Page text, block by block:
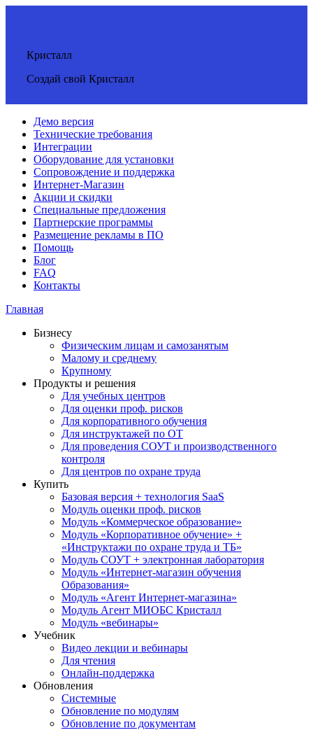
Кристалл
Создай свой Кристалл
Демо версия
Технические требования
Интеграции
Оборудование для установки
Сопровождение и поддержка
Интернет-Магазин
Акции и скидки
Специальные предложения
Партнерские программы
Размещение рекламы в ПО
Помощь
Блог
FAQ
Контакты
Главная
Бизнесу
Физическим лицам и самозанятым
Малому и среднему
Крупному
Продукты и решения
Для учебных центров
Для оценки проф. рисков
Для корпоративного обучения
Для инструктажей по ОТ
Для проведения СОУТ и производственного
контроля
Для центров по охране труда
Купить
Базовая версия + технология SaaS
Модуль оценки проф. рисков
Модуль «Коммерческое образование»
Модуль «Корпоративное обучение» +
«Инструктажи по охране труда и ТБ»
Модуль СОУТ + электронная лаборатория
Модуль «Интернет-магазин обучения
Образования»
Модуль «Агент Интернет-магазина»
Модуль Агент МИОБС Кристалл
Модуль «вебинары»
Учебник
Видео лекции и вебинары
Для чтения
Онлайн-поддержка
Обновления
Системные
Обновление по модулям
Обновление по документам